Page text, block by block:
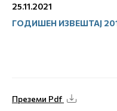
25.11.2021
ГОДИШЕН ИЗВЕШТАЈ
Преземи Pdf